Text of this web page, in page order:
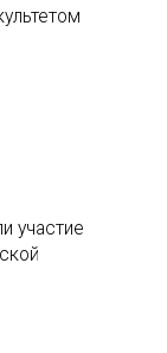
участие